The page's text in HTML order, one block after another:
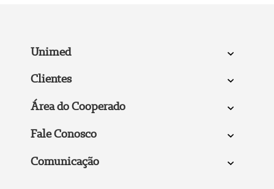
Unimed
Clientes
Área do Cooperado
Fale Conosco
Comunicação